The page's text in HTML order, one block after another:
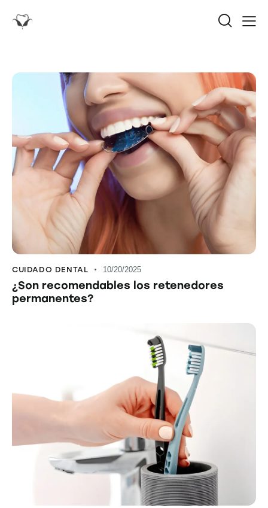
CUIDADO DENTAL 10/20/2025
¿Son recomendables los retenedores
permanentes?